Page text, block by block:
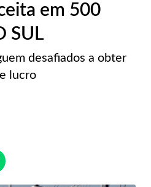
em 500
SUL
desafiados a obter
lucro